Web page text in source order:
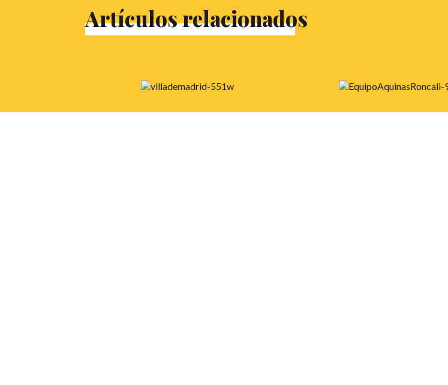
Artículos relacionados
III Torneo Villa de Madrid
II Torneo de Debate